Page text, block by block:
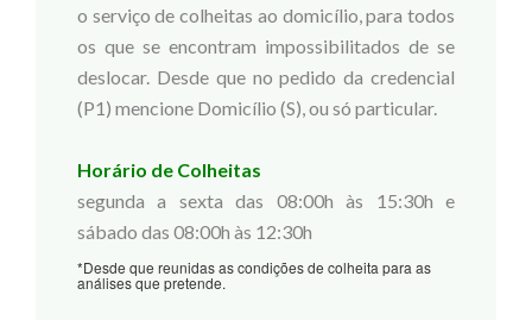
o serviço de colheitas ao domicílio, para todos
os que se encontram impossibilitados de se
deslocar. Desde que no pedido da credencial
(P1) mencione Domicílio (S), ou só particular.
Horário de Colheitas
segunda a sexta das 08:00h às 15:30h e
sábado das 08:00h às 12:30h
*Desde que reunidas as condições de colheita para as
análises que pretende.